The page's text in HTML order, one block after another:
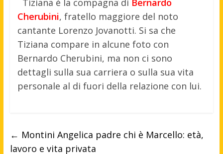
Tiziana è la compagna di Bernardo
Cherubini, fratello maggiore del noto
cantante Lorenzo Jovanotti. Si sa che
Tiziana compare in alcune foto con
Bernardo Cherubini, ma non ci sono
dettagli sulla sua carriera o sulla sua vita
personale al di fuori della relazione con lui.
← Montini Angelica padre chi è Marcello: età,
lavoro e vita privata